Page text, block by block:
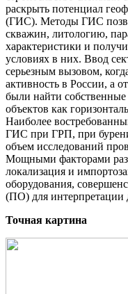
раскрыть потенциал
(ГИС). Методы ГИС
скважин, литологию,
характеристики и
условиях в них. Ввод
серьезным вызовом,
активность в России, а
были найти
объектов как
Наиболее
ГИС при ГРП, при
объем исследований
Мощными факторами
локализация и
оборудования,
(ПО) для интерпретации
Точная картина